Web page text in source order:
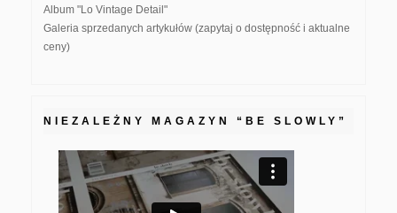
Album "Lo Vintage Detail"
Galeria sprzedanych artykułów (zapytaj o dostępność i aktualne
ceny)
NIEZALEŻNY MAGAZYN “BE SLOWLY”